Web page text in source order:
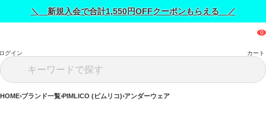
＼ 新規入会で合計1,550円OFFクーポンもらえる ／
グイン カート
HOME ブランド一覧 PIMLICO (ピムリコ) アンダーウェア